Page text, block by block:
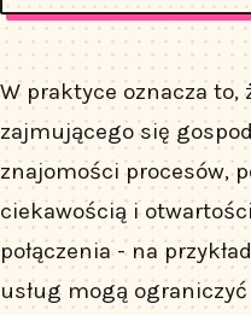
W praktyce oznacza to,
zajmującego się
znajomości procesów,
ciekawością i
połączenia - na
usług mogą